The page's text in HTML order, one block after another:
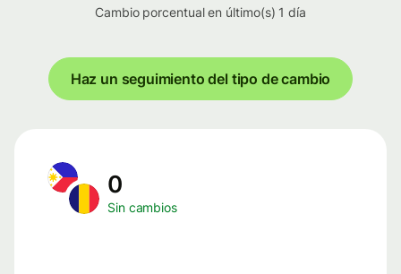
Cambio porcentual en último(s) 1 día
Haz un seguimiento del tipo de cambio
0
Sin cambios